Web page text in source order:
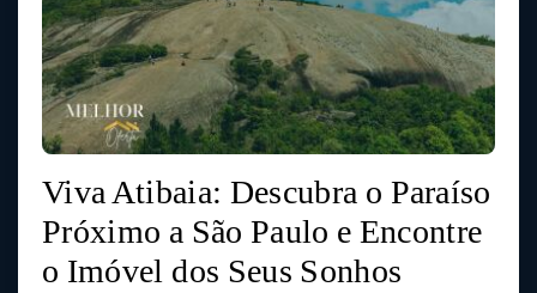
Viva Atibaia: Descubra o Paraíso
Próximo a São Paulo e Encontre
o Imóvel dos Seus Sonhos